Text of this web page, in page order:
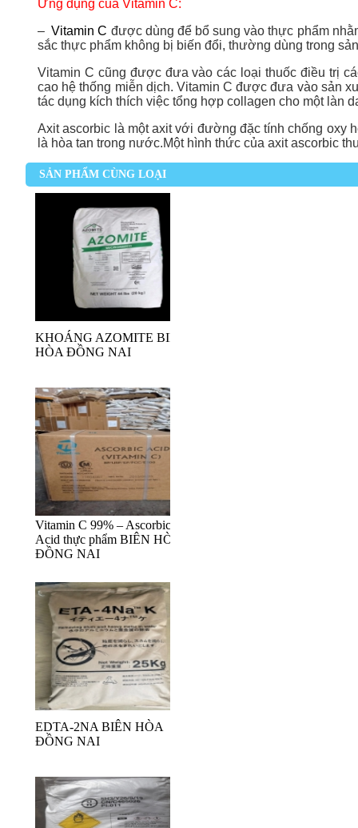
Ứng dụng của Vitamin C:
–Vitamin C được dùng để bổ sung vào thực phẩm
sắc thực phẩm không bị biến đổi, thường dùng trong
Vitamin C cũng được đưa vào các loại thuốc điều trị
cao hệ thống miễn dịch. Vitamin C được đưa vào sản
tác dụng kích thích việc tổng hợp collagen cho một làn
Axit ascorbic là một axit với đường đặc tính chống oxy
là hòa tan trong nước.Một hình thức của axit ascorbic
SẢN PHẨM CÙNG LOẠI
KHOÁNG AZOMITE BIÊN
HÒA ĐỒNG NAI
Vitamin C 99% – Ascorbic
Acid thực phẩm BIÊN HÒA
ĐỒNG NAI
EDTA-2NA BIÊN HÒA
ĐỒNG NAI